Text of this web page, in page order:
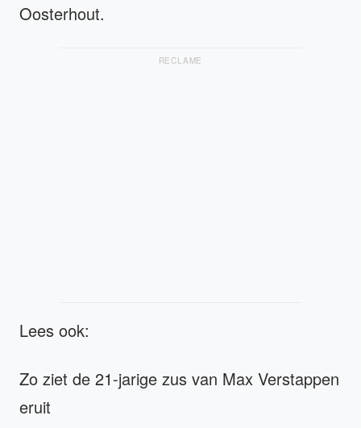
Oosterhout.
RECLAME
Lees ook:
Zo ziet de 21-jarige zus van Max Verstappen
eruit